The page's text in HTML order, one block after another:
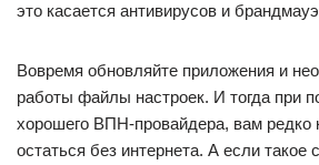
это касается антивирусов и
Вовремя обновляйте приложения и
работы файлы настроек. И тогда при
хорошего ВПН-провайдера, вам редко
остаться без интернета. А если